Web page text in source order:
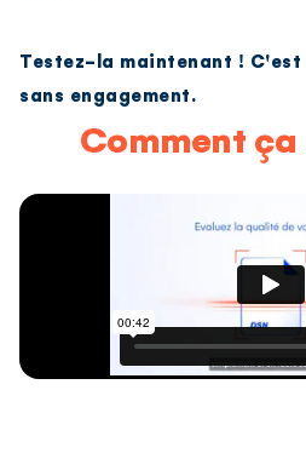
Testez-la maintenant !
sans engagement.
Comment